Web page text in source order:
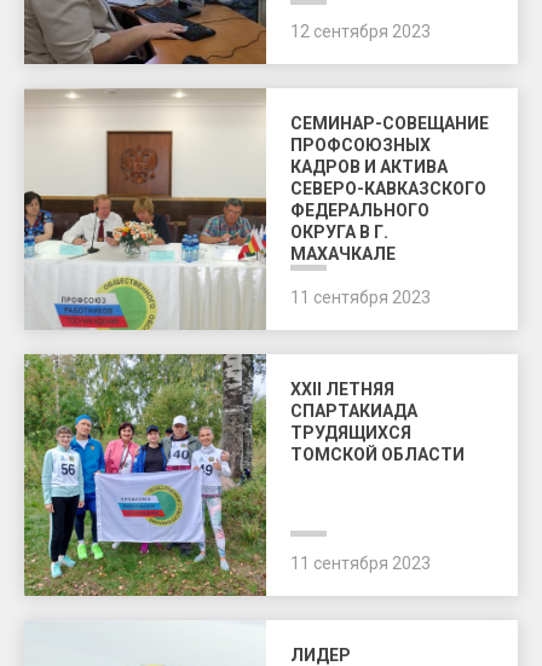
12 сентября 2023
СЕМИНАР-СОВЕЩАНИЕ
ПРОФСОЮЗНЫХ
КАДРОВ И АКТИВА
СЕВЕРО-КАВКАЗСКОГО
ФЕДЕРАЛЬНОГО
ОКРУГА В Г.
МАХАЧКАЛЕ
11 сентября 2023
XXII ЛЕТНЯЯ
СПАРТАКИАДА
ТРУДЯЩИХСЯ
ТОМСКОЙ ОБЛАСТИ
11 сентября 2023
ЛИДЕР